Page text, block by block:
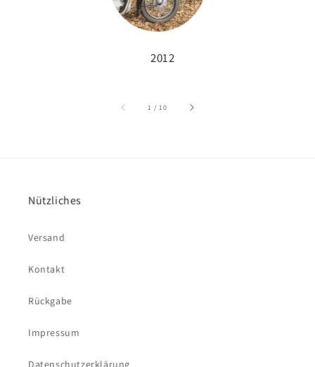
2012
1 / von
10
Nützliches
Versand
Kontakt
Rückgabe
Impressum
Datenschutzerklärung